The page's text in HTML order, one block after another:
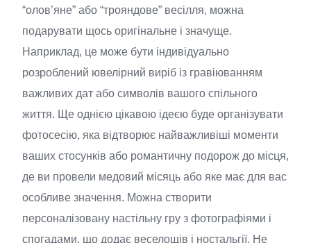
“олов’яне” або “трояндове” весілля, можна
подарувати щось оригінальне і значуще.
Наприклад, це може бути індивідуально
розроблений ювелірний виріб із гравіюванням
важливих дат або символів вашого спільного
життя. Ще однією цікавою ідеєю буде організувати
фотосесію, яка відтворює найважливіші моменти
ваших стосунків або романтичну подорож до місця,
де ви провели медовий місяць або яке має для вас
особливе значення. Можна створити
персоналізовану настільну гру з фотографіями і
спогадами, що додає веселощів і ностальгії. Не